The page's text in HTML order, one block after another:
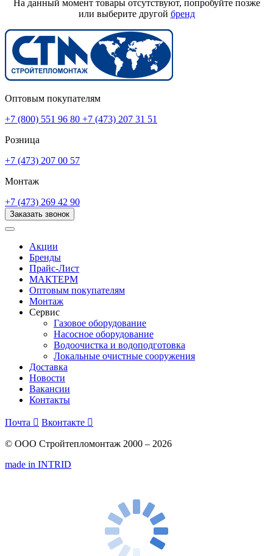
На данный момент товары отсутствуют, попробуйте позже
или выберите другой бренд
Оптовым покупателям
+7 (800) 551 96 80 +7 (473) 207 31 51
Розница
+7 (473) 207 00 57
Монтаж
+7 (473) 269 42 90
Заказать звонок
Акции
Бренды
Прайс-Лист
МАКТЕРМ
Оптовым покупателям
Монтаж
Сервис
Газовое оборудование
Насосное оборудование
Водоочистка и водоподготовка
Локальные очистные сооружения
Доставка
Новости
Вакансии
Контакты
Почта  Вконтакте 
© ООО Стройтепломонтаж 2000 – 2026
made in INTRID